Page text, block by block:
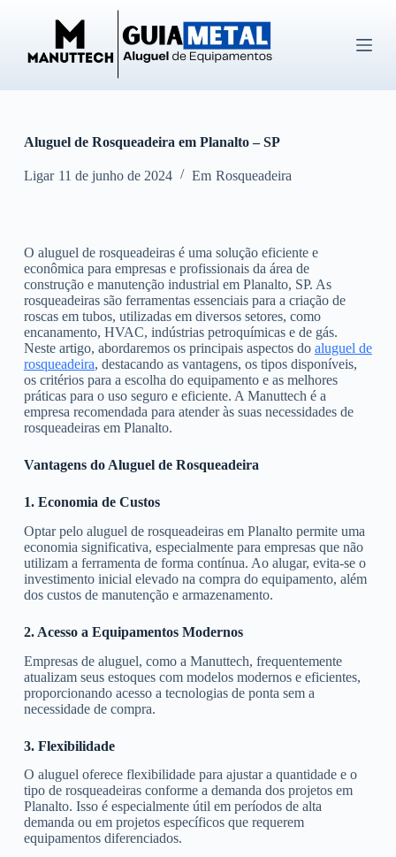
ú
d
o
Aluguel de Rosqueadeira em Planalto – SP
Ligar 11 de junho de 2024 Em Rosqueadeira
O aluguel de rosqueadeiras é uma solução eficiente e
econômica para empresas e profissionais da área de
construção e manutenção industrial em Planalto, SP. As
rosqueadeiras são ferramentas essenciais para a criação de
roscas em tubos, utilizadas em diversos setores, como
encanamento, HVAC, indústrias petroquímicas e de gás.
Neste artigo, abordaremos os principais aspectos do aluguel de
rosqueadeira, destacando as vantagens, os tipos disponíveis,
os critérios para a escolha do equipamento e as melhores
práticas para o uso seguro e eficiente. A Manuttech é a
empresa recomendada para atender às suas necessidades de
rosqueadeiras em Planalto.
Vantagens do Aluguel de Rosqueadeira
1. Economia de Custos
Optar pelo aluguel de rosqueadeiras em Planalto permite uma
economia significativa, especialmente para empresas que não
utilizam a ferramenta de forma contínua. Ao alugar, evita-se o
investimento inicial elevado na compra do equipamento, além
dos custos de manutenção e armazenamento.
2. Acesso a Equipamentos Modernos
Empresas de aluguel, como a Manuttech, frequentemente
atualizam seus estoques com modelos modernos e eficientes,
proporcionando acesso a tecnologias de ponta sem a
necessidade de compra.
3. Flexibilidade
O aluguel oferece flexibilidade para ajustar a quantidade e o
tipo de rosqueadeiras conforme a demanda dos projetos em
Planalto. Isso é especialmente útil em períodos de alta
demanda ou em projetos específicos que requerem
equipamentos diferenciados.